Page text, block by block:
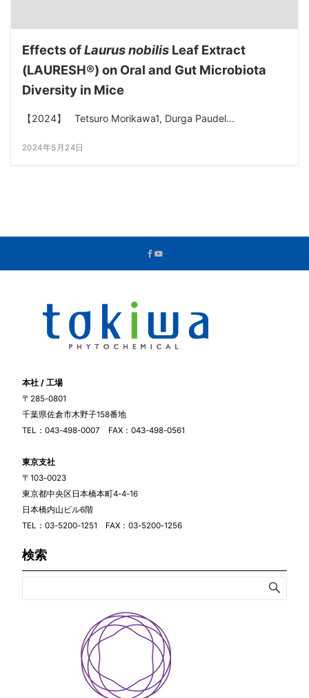
Effects ofLaurus nobilis Leaf Extract
(LAURESH®) on Oral and Gut Microbiota
Diversity in Mice
【2024】 Tetsuro Morikawa1, Durga Paudel...
2024年5月24日
本社 / 工場
〒285-0801
千葉県佐倉市木野子158番地
TEL：043-498-0007 FAX：043-498-0561
東京支社
〒103-0023
東京都中央区日本橋本町4-4-16
日本橋内山ビル6階
TEL：03-5200-1251 FAX：03-5200-1256
検索